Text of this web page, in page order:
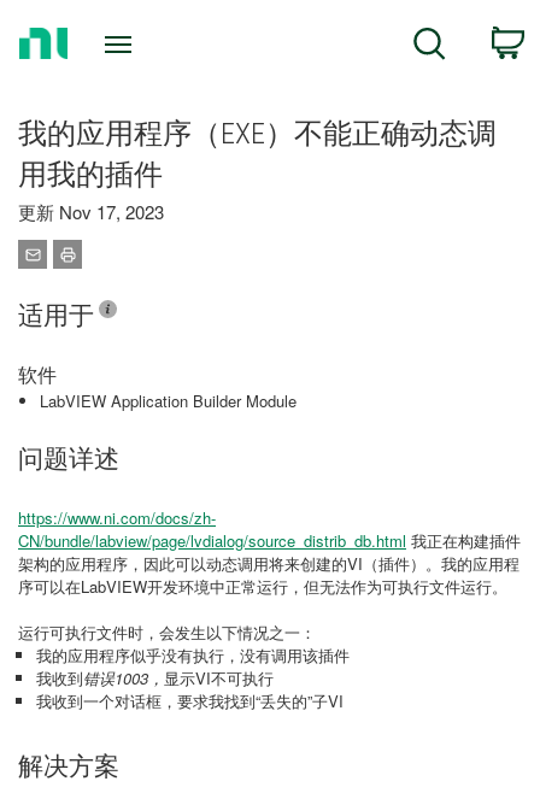
Search
我的应用程序（EXE）不能正确动态调
用我的插件
更新 Nov 17, 2023
适用于
软件
LabVIEW Application Builder Module
问题详述
https://www.ni.com/docs/zh-
CN/bundle/labview/page/lvdialog/source_distrib_db.html 我正在构建插件
架构的应用程序，因此可以动态调用将来创建的VI（插件）。我的应用程
序可以在LabVIEW开发环境中正常运行，但无法作为可执行文件运行。
运行可执行文件时，会发生以下情况之一：
我的应用程序似乎没有执行，没有调用该插件
我收到错误1003， 显示VI不可执行
我收到一个对话框，要求我找到“丢失的”子VI
解决方案